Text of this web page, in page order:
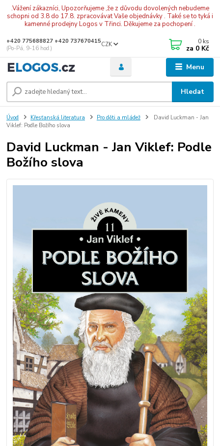
.Vážení zákazníci, Upozorňujeme ,že z důvodu dovolených nebudeme
schopni od 3.8 do 17.8. zpracovávat Vaše objednávky . Také se to tyká i
kamenné prodejny Logos v Třinci. Děkujeme za pochopení .
Menu
CZK
Hledat
+420 775688827 +420 737670415
(Po-Pá, 9-16 hod.)
0 ks
za 0 Kč
Úvod Křesťanská literatura Pro děti a mládež
David Luckman - Jan
Viklef: Podle Božího slova
David Luckman - Jan Viklef: Podle
Božího slova